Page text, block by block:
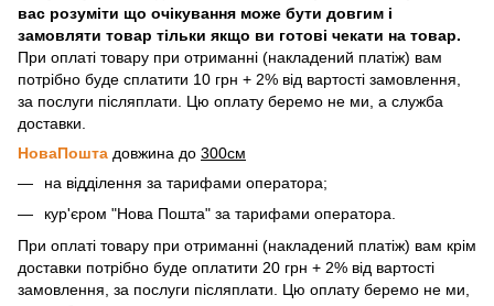
вас розуміти що очікування може бути довгим і
замовляти товар тільки якщо ви готові чекати на товар.
При оплаті товару при отриманні (накладений платіж) вам
потрібно буде сплатити 10 грн + 2% від вартості замовлення,
за послуги післяплати. Цю оплату беремо не ми, а служба
доставки.
НоваПошта довжина до 300см
на відділення за тарифами оператора;
кур'єром "Нова Пошта" за тарифами оператора.
При оплаті товару при отриманні (накладений платіж) вам крім
доставки потрібно буде оплатити 20 грн + 2% від вартості
замовлення, за послуги післяплати. Цю оплату беремо не ми,